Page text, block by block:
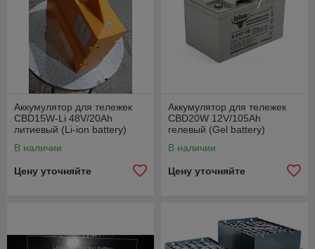
Аккумулятор для тележек
CBD15W-Li 48V/20Ah
литиевый (Li-ion battery)
В наличии
Цену уточняйте
Аккумулятор для тележек
CBD20W 12V/105Ah
гелевый (Gel battery)
В наличии
Цену уточняйте